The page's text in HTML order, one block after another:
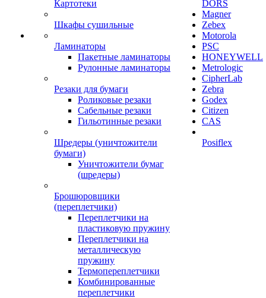
Картотеки
Шкафы сушильные
Ламинаторы
Пакетные ламинаторы
Рулонные ламинаторы
Резаки для бумаги
Роликовые резаки
Сабельные резаки
Гильотинные резаки
Шредеры (уничтожители
бумаги)
Уничтожители бумаг
(шредеры)
Брошюровщики
(переплетчики)
Переплетчики на
пластиковую пружину
Переплетчики на
металлическую
пружину
Термопереплетчики
Комбинированные
переплетчики
DORS
Magner
Zebex
Motorola
PSC
HONEYWELL
Metrologic
CipherLab
Zebra
Godex
Citizen
CAS
Posiflex